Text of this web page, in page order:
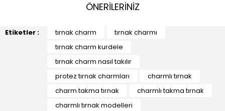
ÖNERİLERİNİZ
Etiketler : tırnak charm
tırnak charmı
tırnak charm kurdele
tırnak charm nasıl takılır
protez tırnak charmları
charmlı tırnak
charm takma tırnak
charmlı takma tırnak
charmlı tırnak modelleri